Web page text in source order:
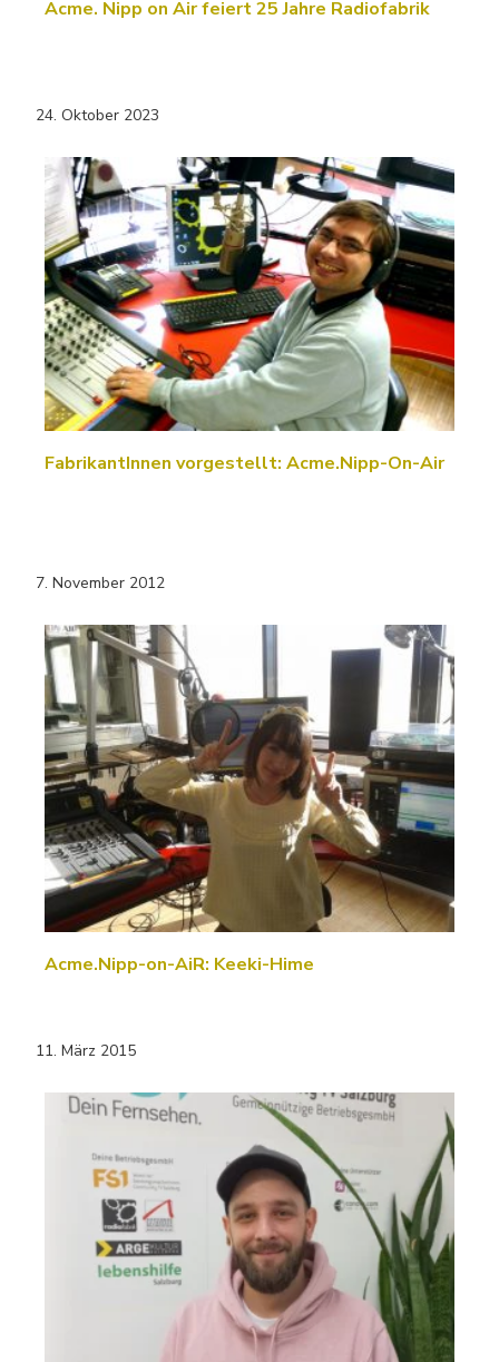
Acme. Nipp on Air feiert 25 Jahre Radiofabrik
24. Oktober 2023
FabrikantInnen vorgestellt: Acme.Nipp-On-Air
7. November 2012
Acme.Nipp-on-AiR: Keeki-Hime
11. März 2015